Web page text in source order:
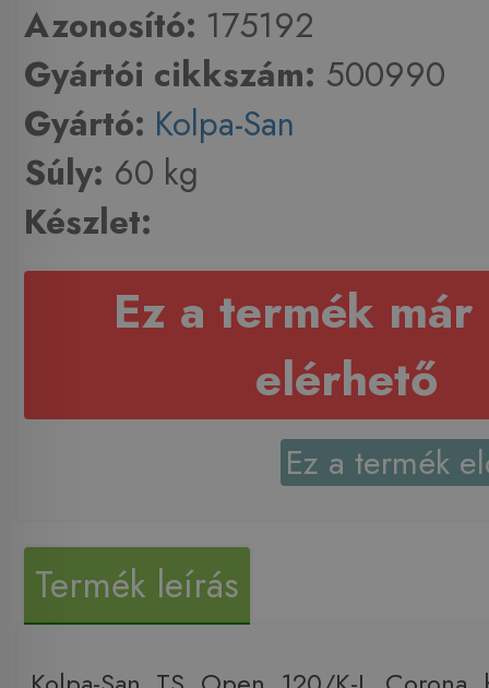
Azonosító: 175192
Gyártói cikkszám: 500990
Gyártó: Kolpa-San
Súly: 60 kg
Készlet:
Ez a termék már
elérhető
Ez a termék
Termék leírás